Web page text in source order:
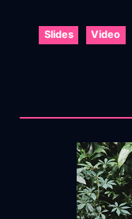
Slides Video